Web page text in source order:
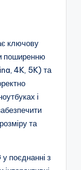
ключову
поширенню
4K, 5K) та
і
та
у поєднанні з